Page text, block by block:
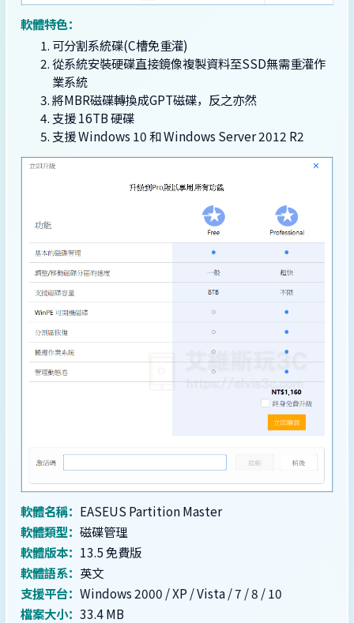
軟體特色：
可分割系統碟(C槽免重灌)
從系統安裝硬碟直接鏡像複製資料至SSD無需重灌作
業系統
將MBR磁碟轉換成GPT磁碟，反之亦然
支援 16TB 硬碟
支援 Windows 10 和 Windows Server 2012 R2
軟體名稱： EASEUS Partition Master
軟體類型： 磁碟管理
軟體版本： 13.5 免費版
軟體語系： 英文
支援平台： Windows 2000 / XP / Vista / 7 / 8 / 10
檔案大小： 33.4 MB